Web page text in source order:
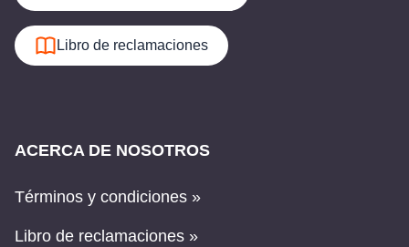
Libro de reclamaciones
ACERCA DE NOSOTROS
Términos y condiciones »
Libro de reclamaciones »